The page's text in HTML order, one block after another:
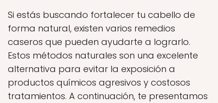
Si estás buscando fortalecer tu cabello de
forma natural, existen varios remedios
caseros que pueden ayudarte a lograrlo.
Estos métodos naturales son una excelente
alternativa para evitar la exposición a
productos químicos agresivos y costosos
tratamientos. A continuación, te presentamos